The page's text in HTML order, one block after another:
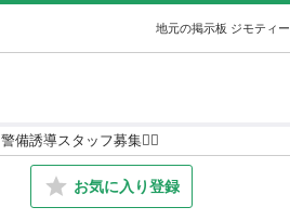
地元の掲示板 ジモティー
警備誘導スタッフ募集👮‍♂️
お気に入り登録